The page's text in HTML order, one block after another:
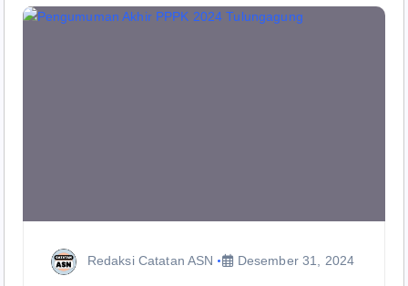
Redaksi Catatan ASN Desember 31, 2024